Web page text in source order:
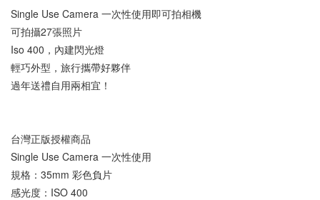
Single Use Camera 一次性使用即可拍相機
可拍攝27張照片
Iso 400，內建閃光燈
輕巧外型，旅行攜帶好夥伴
過年送禮自用兩相宜！
台灣正版授權商品
Single Use Camera 一次性使用
規格：35mm 彩色負片
感光度：ISO 400